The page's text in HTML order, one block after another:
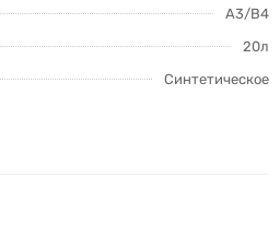
A3/B4
20л
Синтетическое